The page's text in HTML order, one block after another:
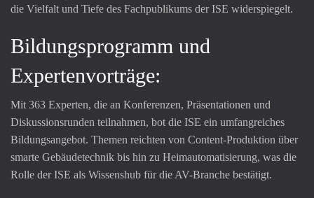
die Vielfalt und Tiefe des Fachpublikums der ISE widerspiegelt.
Bildungsprogramm und
Expertenvorträge:
Mit 363 Experten, die an Konferenzen, Präsentationen und
Diskussionsrunden teilnahmen, bot die ISE ein umfangreiches
Bildungsangebot. Themen reichten von Content-Produktion über
smarte Gebäudetechnik bis hin zu Heimautomatisierung, was die
Rolle der ISE als Wissenshub für die AV-Branche bestätigt.